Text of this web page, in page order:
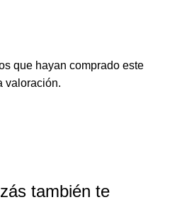
que hayan comprado este
valoración.
también te